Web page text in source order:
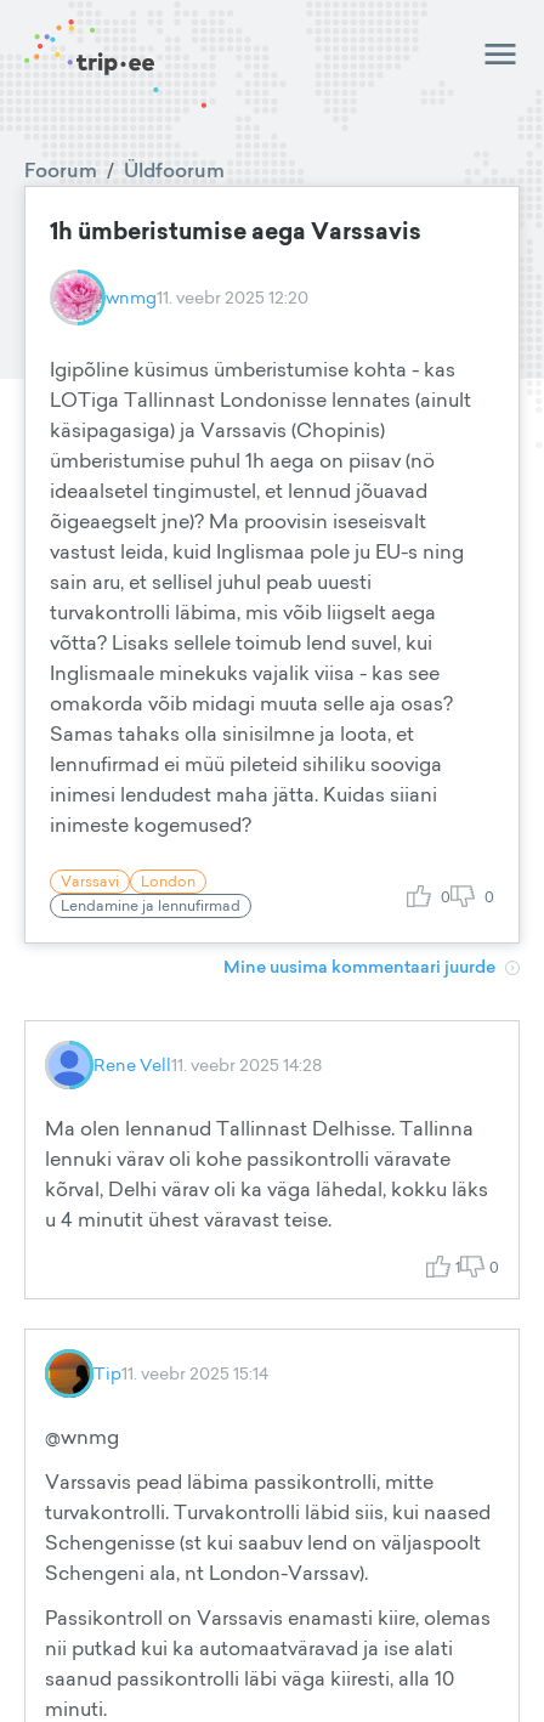
Foorum / Üldfoorum
1h ümberistumise aega Varssavis
wnmg11. veebr 2025 12:20
Igipõline küsimus ümberistumise kohta - kas
LOTiga Tallinnast Londonisse lennates (ainult
käsipagasiga) ja Varssavis (Chopinis)
ümberistumise puhul 1h aega on piisav (nö
ideaalsetel tingimustel, et lennud jõuavad
õigeaegselt jne)? Ma proovisin iseseisvalt
vastust leida, kuid Inglismaa pole ju EU-s ning
sain aru, et sellisel juhul peab uuesti
turvakontrolli läbima, mis võib liigselt aega
võtta? Lisaks sellele toimub lend suvel, kui
Inglismaale minekuks vajalik viisa - kas see
omakorda võib midagi muuta selle aja osas?
Samas tahaks olla sinisilmne ja loota, et
lennufirmad ei müü pileteid sihiliku sooviga
inimesi lendudest maha jätta. Kuidas siiani
inimeste kogemused?
Varssavi
London
Lendamine ja lennufirmad
0 0
Mine uusima kommentaari juurde
Rene Vell11. veebr 2025 14:28
Ma olen lennanud Tallinnast Delhisse. Tallinna
lennuki värav oli kohe passikontrolli väravate
kõrval, Delhi värav oli ka väga lähedal, kokku läks
u 4 minutit ühest väravast teise.
1 0
Tip11. veebr 2025 15:14
@wnmg
Varssavis pead läbima passikontrolli, mitte
turvakontrolli. Turvakontrolli läbid siis, kui naased
Schengenisse (st kui saabuv lend on väljaspoolt
Schengeni ala, nt London-Varssav).
Passikontroll on Varssavis enamasti kiire, olemas
nii putkad kui ka automaatväravad ja ise alati
saanud passikontrolli läbi väga kiiresti, alla 10
minuti.